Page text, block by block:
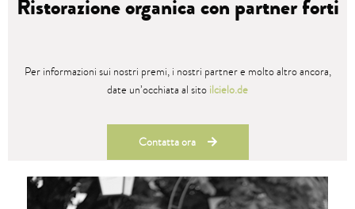
Ristorazione organica con partner forti
Per informazioni sui nostri premi, i nostri partner e molto altro ancora,
date un’occhiata al sito ilcielo.de
Contatta ora